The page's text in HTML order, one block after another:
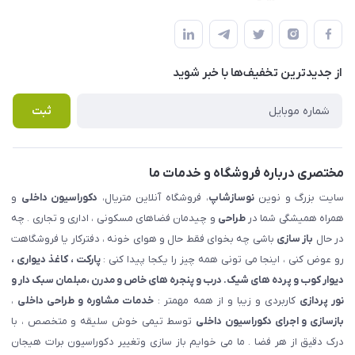
املاک مدنی - نوساز شاپ
لیست محصولات
درباره ما
قوانین و مقررات
حریم خصوصی
راهنما
پرسش های متداول
از جدید‌ترین تخفیف‌ها با‌ خبر شوید
ثبت
مختصری درباره فروشگاه و خدمات ما
سایت بزرگ و نویننوسازشاپ، فروشگاه آنلاین متریال، دکوراسیون داخلی و
همراه همیشگی شما درطراحی و چیدمان فضاهای مسکونی ، اداری و تجاری . چه
در حال باز سازی باشی چه بخوای فقط حال و هوای خونه ، دفترکار یا فروشگاهت
رو عوض کنی ، اینجا می تونی همه چیز را یکجا پیدا کنی :پارکت ، کاغذ دیواری ،
دیوار کوب و پرده های شیک. درب و پنجره های خاص و مدرن ،مبلمان سبک دار و
نور پردازی کاربردی و زیبا و از همه مهمتر : خدمات مشاوره و طراحی داخلی ،
بازسازی و اجرای دکوراسیون داخلی توسط تیمی خوش سلیقه و متخصص ، با
درک دقیق از هر فضا . ما می خوایم باز سازی وتغییر دکوراسیون برات هیجان